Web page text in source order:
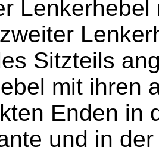
Sitzteils
mit ihren
Enden in
und in